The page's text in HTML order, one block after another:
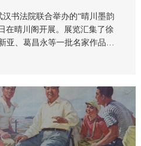
在晴川阁开展。展览汇集了徐
亚、葛昌永等一批名家作品，
以书家的角度将古人的生活感
文化的无限热爱，为继承和弘
打造“晴川阁诗词”文化品牌，
统艺术的蓬勃发展增添了